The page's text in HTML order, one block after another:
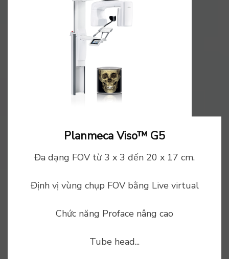
Planmeca Viso™ G5
Đa dạng FOV từ 3 x 3 đến 20 x 17 cm.
Định vị vùng chụp FOV bằng Live virtual
Chức năng Proface nâng cao
Tube head...